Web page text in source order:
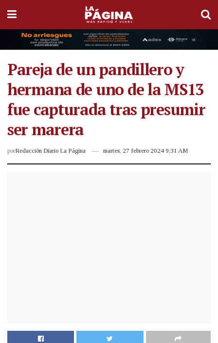
Pareja de un pandillero y
hermana de uno de la MS13
fue capturada tras presumir
ser marera
porRedacción Diario La Página martes, 27 febrero 2024 9:31 AM